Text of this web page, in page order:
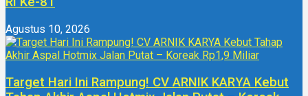
Agustus 10, 2026
Target Hari Ini Rampung! CV ARNIK KARYA Kebut